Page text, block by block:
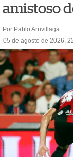
amistoso
Por Pablo Arrivillaga
05 de agosto de 2026,